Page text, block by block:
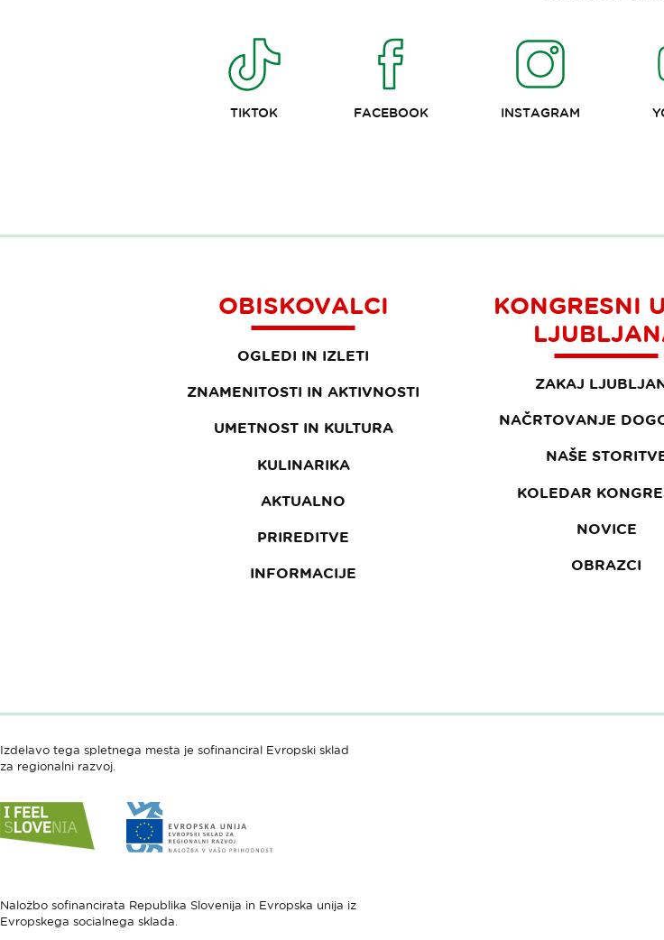
TIKTOK FACEBOOK INSTAGRAM
OBISKOVALCI
OGLEDI IN IZLETI
ZNAMENITOSTI IN AKTIVNOSTI
UMETNOST IN KULTURA
KULINARIKA
AKTUALNO
PRIREDITVE
INFORMACIJE
KONGRESNI
ZAKAJ
NAČRTOVANJE
NAŠE
KOLEDAR
NOVICE
OBRAZCI
Izdelavo tega spletnega mesta je sofinanciral Evropski sklad
za regionalni razvoj.
Link
do
spletne
feel
Slovenia
Link
do
spletne
unija
-
Naložbo sofinancirata Republika Slovenija in Evropska unija iz
Evropskega socialnega sklada.